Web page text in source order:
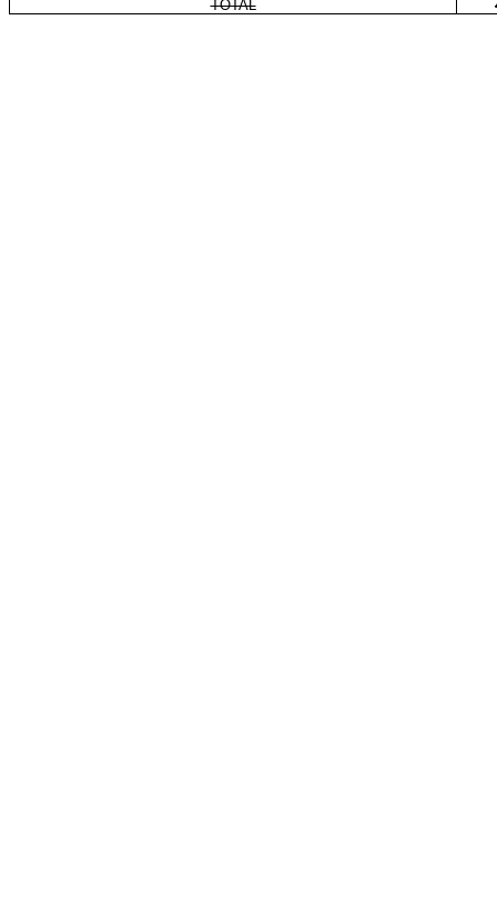
TOTAL